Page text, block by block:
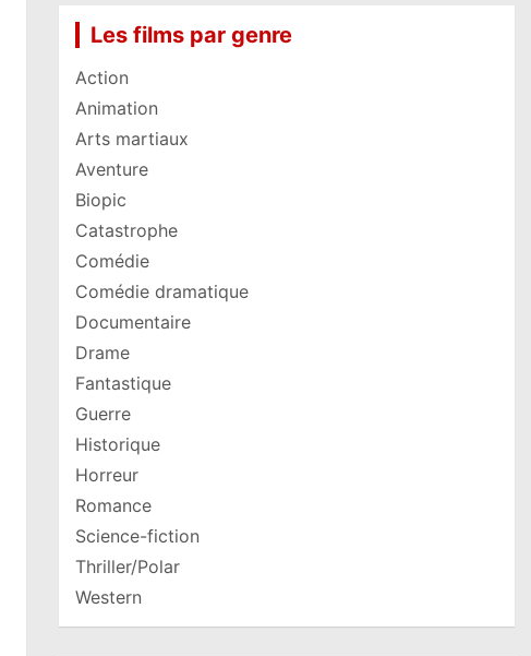
Les films par genre
Action
Animation
Arts martiaux
Aventure
Biopic
Catastrophe
Comédie
Comédie dramatique
Documentaire
Drame
Fantastique
Guerre
Historique
Horreur
Romance
Science-fiction
Thriller/Polar
Western